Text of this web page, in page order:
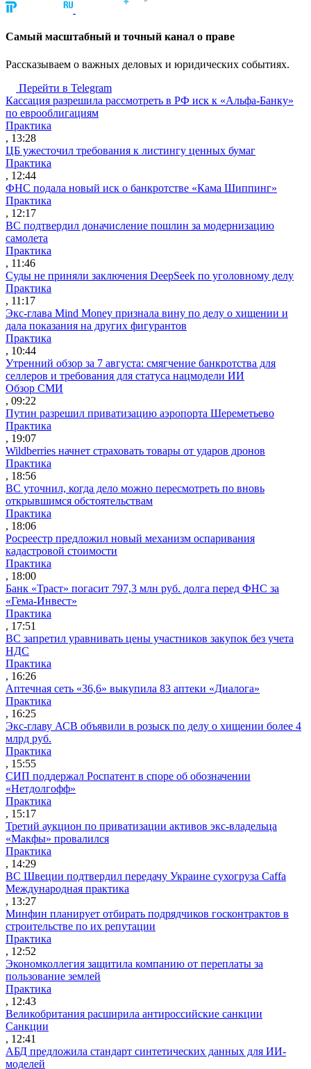
Cамый масштабный и точный канал о праве
Рассказываем о важных деловых и юридических событиях.
Перейти в Telegram
Кассация разрешила рассмотреть в РФ иск к «Альфа-Банку»
по еврооблигациям
Практика
, 13:28
ЦБ ужесточил требования к листингу ценных бумаг
Практика
, 12:44
ФНС подала новый иск о банкротстве «Кама Шиппинг»
Практика
, 12:17
ВС подтвердил доначисление пошлин за модернизацию
самолета
Практика
, 11:46
Суды не приняли заключения DeepSeek по уголовному делу
Практика
, 11:17
Экс-глава Mind Money признала вину по делу о хищении и
дала показания на других фигурантов
Практика
, 10:44
Утренний обзор за 7 августа: смягчение банкротства для
селлеров и требования для статуса нацмодели ИИ
Обзор СМИ
, 09:22
Путин разрешил приватизацию аэропорта Шереметьево
Практика
, 19:07
Wildberries начнет страховать товары от ударов дронов
Практика
, 18:56
ВС уточнил, когда дело можно пересмотреть по вновь
открывшимся обстоятельствам
Практика
, 18:06
Росреестр предложил новый механизм оспаривания
кадастровой стоимости
Практика
, 18:00
Банк «Траст» погасит 797,3 млн руб. долга перед ФНС за
«Гема-Инвест»
Практика
, 17:51
ВС запретил уравнивать цены участников закупок без учета
НДС
Практика
, 16:26
Аптечная сеть «36,6» выкупила 83 аптеки «Диалога»
Практика
, 16:25
Экс-главу АСВ объявили в розыск по делу о хищении более 4
млрд руб.
Практика
, 15:55
СИП поддержал Роспатент в споре об обозначении
«Нетдолгофф»
Практика
, 15:17
Третий аукцион по приватизации активов экс-владельца
«Макфы» провалился
Практика
, 14:29
ВС Швеции подтвердил передачу Украине сухогруза Caffa
Международная практика
, 13:27
Минфин планирует отбирать подрядчиков госконтрактов в
строительстве по их репутации
Практика
, 12:52
Экономколлегия защитила компанию от переплаты за
пользование землей
Практика
, 12:43
Великобритания расширила антироссийские санкции
Санкции
, 12:41
АБД предложила стандарт синтетических данных для ИИ-
моделей